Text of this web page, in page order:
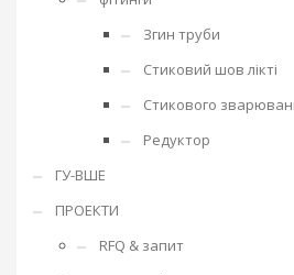
Згин труби
Стиковий шов лікті
Стикового
Редуктор
ГУ-ВШЕ
ПРОЕКТИ
RFQ & запит